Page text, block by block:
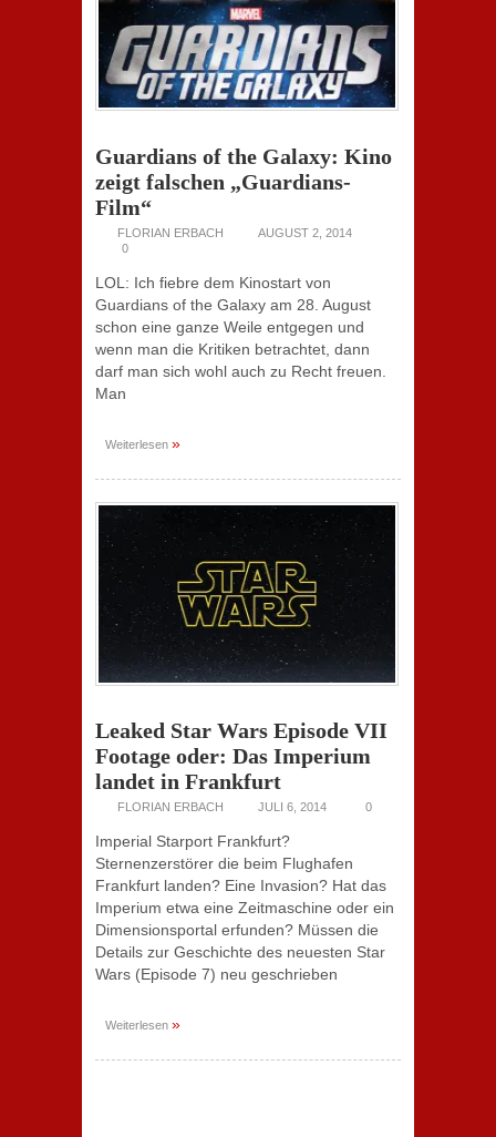
Guardians of the Galaxy: Kino
zeigt falschen „Guardians-
Film“
FLORIAN ERBACH
AUGUST 2, 2014
0
LOL: Ich fiebre dem Kinostart von
Guardians of the Galaxy am 28. August
schon eine ganze Weile entgegen und
wenn man die Kritiken betrachtet, dann
darf man sich wohl auch zu Recht freuen.
Man
Weiterlesen »
Leaked Star Wars Episode VII
Footage oder: Das Imperium
landet in Frankfurt
FLORIAN ERBACH JULI 6, 2014 0
Imperial Starport Frankfurt?
Sternenzerstörer die beim Flughafen
Frankfurt landen? Eine Invasion? Hat das
Imperium etwa eine Zeitmaschine oder ein
Dimensionsportal erfunden? Müssen die
Details zur Geschichte des neuesten Star
Wars (Episode 7) neu geschrieben
Weiterlesen »